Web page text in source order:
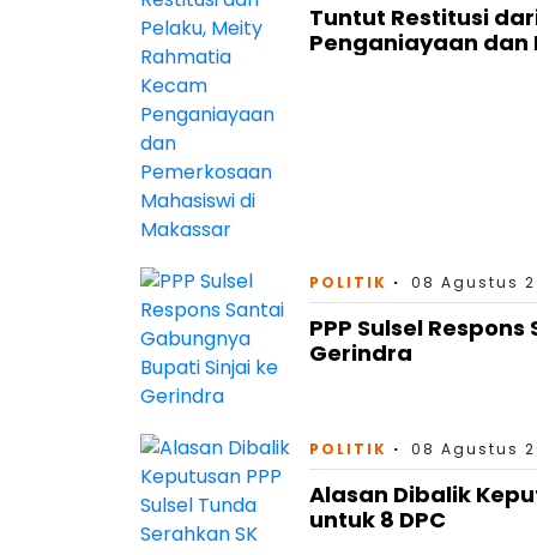
Tuntut Restitusi
Penganiayaan dan
POLITIK 08 Agustus
PPP Sulsel
Gerindra
POLITIK 08 Agustus
Alasan Dibalik
untuk 8 DPC